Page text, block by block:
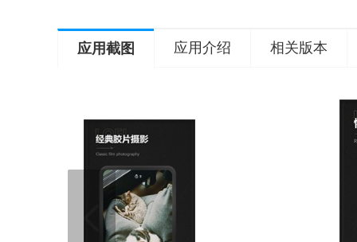
应用截图 应用介绍 相关版本